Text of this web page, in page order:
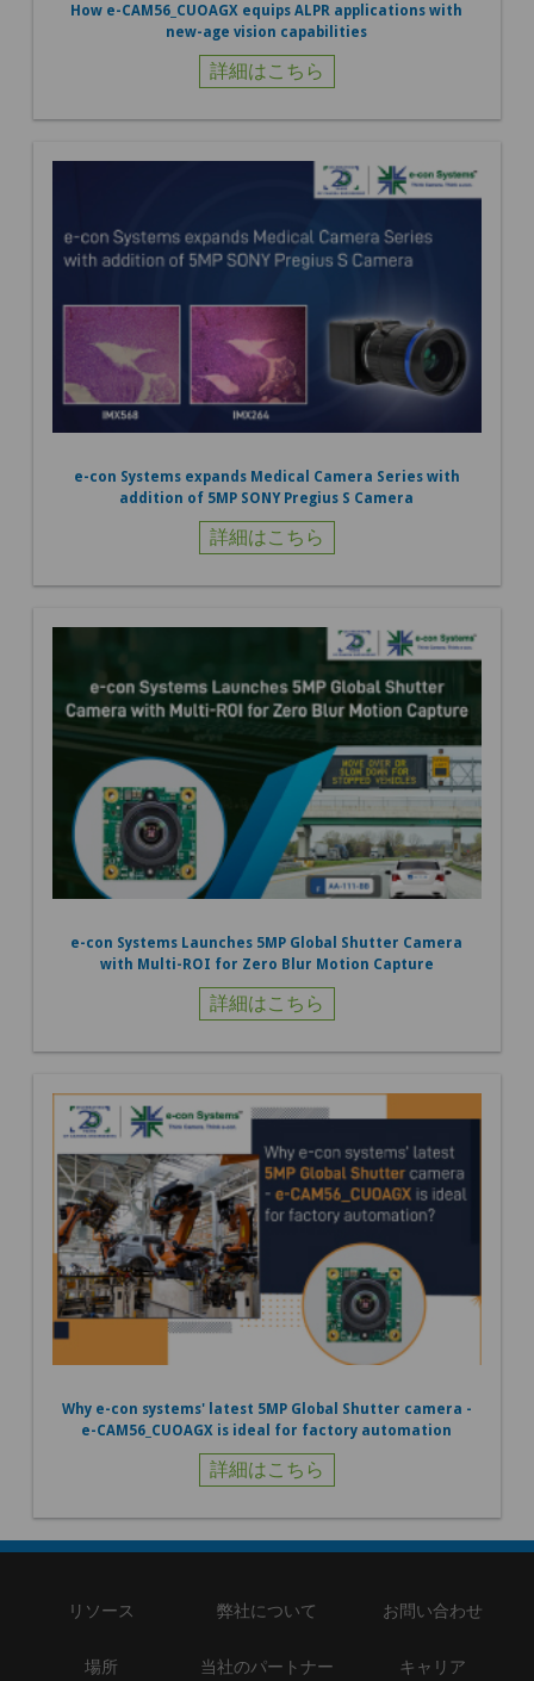
How e-CAM56_CUOAGX equips ALPR applications with
new-age vision capabilities
詳細はこちら
e-con Systems expands Medical Camera Series with
addition of 5MP SONY Pregius S Camera
詳細はこちら
e-con Systems Launches 5MP Global Shutter Camera
with Multi-ROI for Zero Blur Motion Capture
詳細はこちら
Why e-con systems' latest 5MP Global Shutter camera -
e-CAM56_CUOAGX is ideal for factory automation
詳細はこちら
リソース 弊社について お問い合わせ
場所 当社のパートナー キャリア